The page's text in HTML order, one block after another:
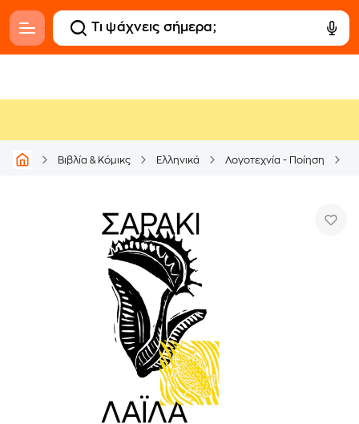
Βιβλία & Κόμικς Ελληνικά Λογοτεχνία - Ποίηση